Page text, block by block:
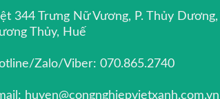
344 Trưng Nữ Vương, P. Thủy Dương,
Thủy, Huế
Zalo/Viber: 070.865.2740
huyen@congnghiepvietxanh.com.vn